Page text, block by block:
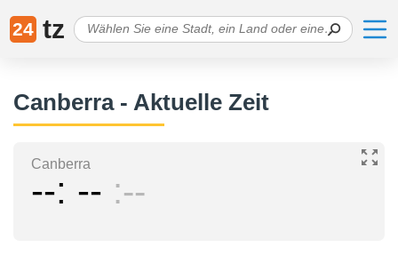
24 tz
Canberra - Aktuelle Zeit
Canberra
-- -- --